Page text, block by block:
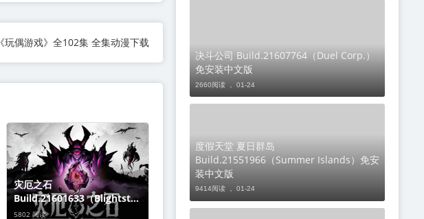
《玩偶游戏》全102集 全集动漫下载
灾厄之石
Build.21601633（Blightston
e）免安装中文版关于这款游
5802 阅读
决斗公司 Build.21607764（Duel Corp.）
免安装中文版
2660阅读 ， 01-24
度假天堂 夏日群岛
Build.21551966（Summer Islands）免安
装中文版
9414阅读 ， 01-24